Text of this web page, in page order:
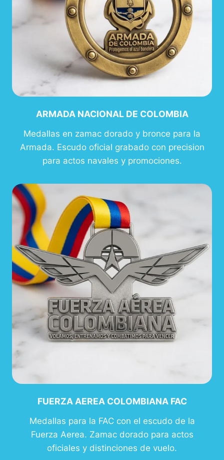
ARMADA NACIONAL DE COLOMBIA
Medallas en zamac dorado y bronce para la
Armada. Escudo oficial grabado con precision
para actos navales y promociones.
FUERZA AEREA COLOMBIANA FAC
Medallas para la FAC con el escudo de la
Fuerza Aerea. Zamac dorado para actos
oficiales y distinciones de vuelo.